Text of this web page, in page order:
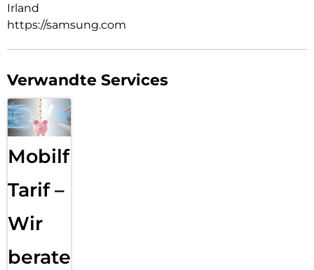
Irland
https://samsung.com
Verwandte Services
Mobilfunk
Tarif –
Wir
beraten